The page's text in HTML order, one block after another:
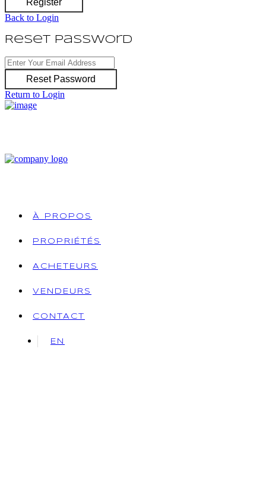
Back to Login
Reset Password
Reset Password
Return to Login
À PROPOS
PROPRIÉTÉS
ACHETEURS
VENDEURS
CONTACT
EN